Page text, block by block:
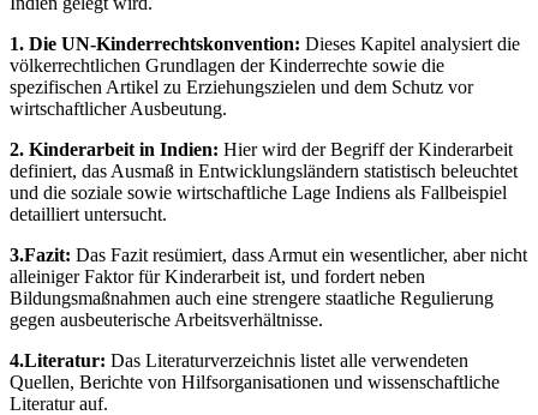
1. Die UN-Kinderrechtskonvention: Dieses Kapitel analysiert die
völkerrechtlichen Grundlagen der Kinderrechte sowie die
spezifischen Artikel zu Erziehungszielen und dem Schutz vor
wirtschaftlicher Ausbeutung.
2. Kinderarbeit in Indien: Hier wird der Begriff der Kinderarbeit
definiert, das Ausmaß in Entwicklungsländern statistisch beleuchtet
und die soziale sowie wirtschaftliche Lage Indiens als Fallbeispiel
detailliert untersucht.
3.Fazit: Das Fazit resümiert, dass Armut ein wesentlicher, aber nicht
alleiniger Faktor für Kinderarbeit ist, und fordert neben
Bildungsmaßnahmen auch eine strengere staatliche Regulierung
gegen ausbeuterische Arbeitsverhältnisse.
4.Literatur: Das Literaturverzeichnis listet alle verwendeten
Quellen, Berichte von Hilfsorganisationen und wissenschaftliche
Literatur auf.